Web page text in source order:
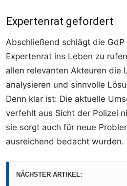
Expertenrat gefordert
Abschließend schlägt die GdP
Expertenrat ins Leben zu
allen relevanten Akteuren die
analysieren und sinnvolle
Denn klar ist: Die aktuelle
verfehlt aus Sicht der Polizei
sie sorgt auch für neue
ausreichend bedacht wurden.
NÄCHSTER ARTIKEL: